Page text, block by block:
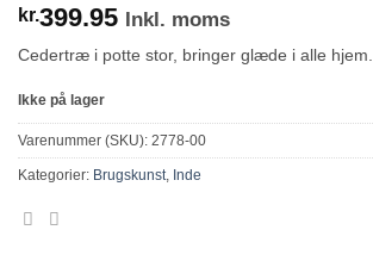
kr.399.95 Inkl. moms
Cedertræ i potte stor, bringer glæde i alle hjem.
Ikke på lager
Varenummer (SKU): 2778-00
Kategorier: Brugskunst Inde